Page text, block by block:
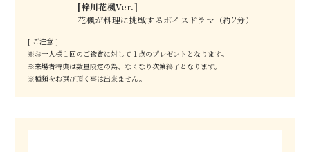
[梓川花楓Ver.]
花楓が料理に挑戦するボイスドラマ（約2分）
[ ご注意 ]
※お一人様１回のご鑑賞に対して１点のプレゼントとなります。
※来場者特典は数量限定の為、なくなり次第終了となります。
※種類をお選び頂く事は出来ません。